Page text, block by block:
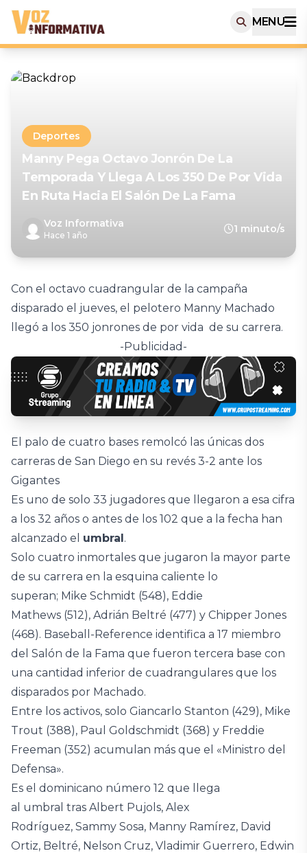
MENU
Deportes
Manny Pega Octavo Jonrón De La
Temporada Y Llega A Los 350 De Por Vida
En Ruta Hacia El Salón De La Fama
Voz Informativa
Hace 1 año
1 minuto/s
Con el octavo cuadrangular de la campaña
disparado el jueves, el pelotero Manny Machado
llegó a los 350 jonrones de por vida de su carrera.
-Publicidad-
El palo de cuatro bases remolcó las únicas dos
carreras de San Diego en su revés 3-2 ante los
Gigantes
Es uno de solo 33 jugadores que llegaron a esa cifra
a los 32 años o antes de los 102 que a la fecha han
alcanzado el umbral.
Solo cuatro inmortales que jugaron la mayor parte
de su carrera en la esquina caliente lo
superan; Mike Schmidt (548), Eddie
Mathews (512), Adrián Beltré (477) y Chipper Jones
(468). Baseball-Reference identifica a 17 miembro
del Salón de la Fama que fueron tercera base con
una cantidad inferior de cuadrangulares que los
disparados por Machado.
Entre los activos, solo Giancarlo Stanton (429), Mike
Trout (388), Paul Goldschmidt (368) y Freddie
Freeman (352) acumulan más que el «Ministro del
Defensa».
Es el dominicano número 12 que llega
al umbral tras Albert Pujols, Alex
Rodríguez, Sammy Sosa, Manny Ramírez, David
Ortiz, Beltré, Nelson Cruz, Vladimir Guerrero, Edwin